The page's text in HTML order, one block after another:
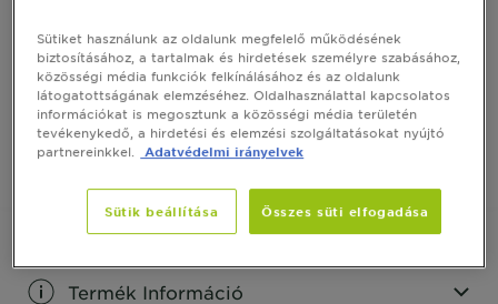
gazdag, hosszan tartó és 100%-os őszhajfedést
biztosít.
MUTASS TÖBBET
MÉRET 1 CSOMAGOLÁS
Termék Információ
Sütiket használunk az oldalunk megfelelő működésének
biztosításához, a tartalmak és hirdetések személyre szabásához,
közösségi média funkciók felkínálásához és az oldalunk
látogatottságának elemzéséhez. Oldalhasználattal kapcsolatos
információkat is megosztunk a közösségi média területén
tevékenykedő, a hirdetési és elemzési szolgáltatásokat nyújtó
partnereinkkel.
Adatvédelmi irányelvek
Sütik beállítása Összes süti elfogadása